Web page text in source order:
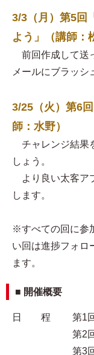
3/3（月）第5回
よう」（講師：
前回作成して送
メールにブラッシ
3/25（火）第6
師：水野）
チャレンジ結果
しょう。
より良い太客ア
します。
※すべての回に参
い回は進捗フォロ
ます。
■ 開催概要
日 程 第1回
第2回 12
第3回